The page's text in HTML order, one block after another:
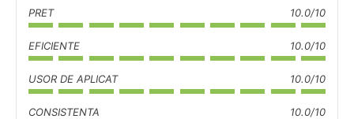
PRET 10.0/10
EFICIENTE 10.0/10
USOR DE APLICAT 10.0/10
CONSISTENTA 10.0/10